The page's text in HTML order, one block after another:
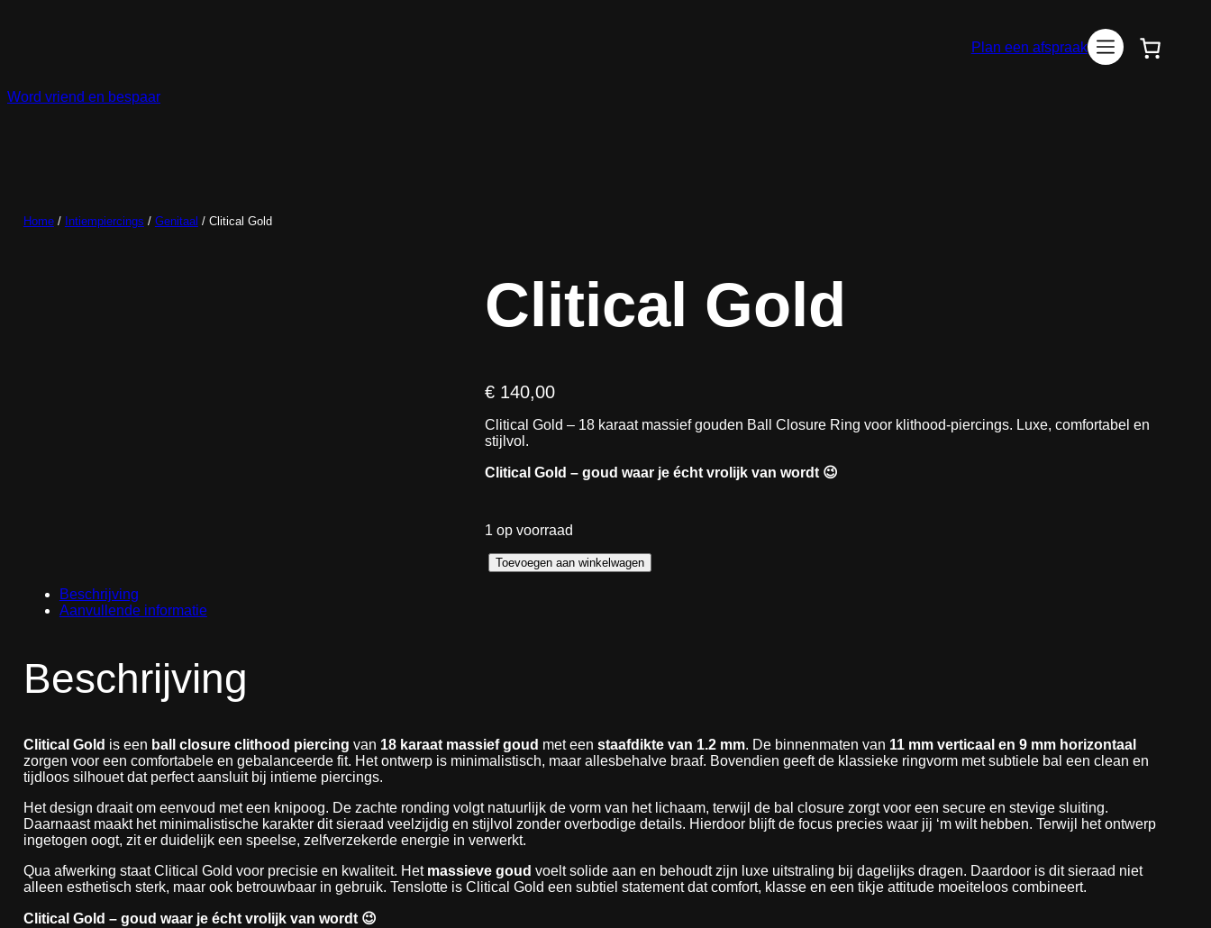
Plan een afspraak
Word vriend en bespaar
Home/ Intiempiercings / Genitaal / Clitical Gold
Clitical Gold
€140,00
Clitical Gold – 18 karaat massief gouden Ball Closure Ring voor klithood-piercings. Luxe, comfortabel en
stijlvol.
Clitical Gold – goud waar je écht vrolijk van wordt 😉
1 op voorraad
C
d
a
a
t
a
l
Toevoegen aan winkelwagen
Beschrijving
Aanvullende informatie
Beschrijving
Clitical Gold is een ball closure clithood piercing van 18 karaat massief goud met een staafdikte van 1.2 mm. De binnenmaten van 11 mm verticaal en 9 mm horizontaal
zorgen voor een comfortabele en gebalanceerde fit. Het ontwerp is minimalistisch, maar allesbehalve braaf. Bovendien geeft de klassieke ringvorm met subtiele bal een clean en
tijdloos silhouet dat perfect aansluit bij intieme piercings.
Het design draait om eenvoud met een knipoog. De zachte ronding volgt natuurlijk de vorm van het lichaam, terwijl de bal closure zorgt voor een secure en stevige sluiting.
Daarnaast maakt het minimalistische karakter dit sieraad veelzijdig en stijlvol zonder overbodige details. Hierdoor blijft de focus precies waar jij ‘m wilt hebben. Terwijl het ontwerp
ingetogen oogt, zit er duidelijk een speelse, zelfverzekerde energie in verwerkt.
Qua afwerking staat Clitical Gold voor precisie en kwaliteit. Het massieve goud voelt solide aan en behoudt zijn luxe uitstraling bij dagelijks dragen. Daardoor is dit sieraad niet
alleen esthetisch sterk, maar ook betrouwbaar in gebruik. Tenslotte is Clitical Gold een subtiel statement dat comfort, klasse en een tikje attitude moeiteloos combineert.
Clitical Gold – goud waar je écht vrolijk van wordt 😉